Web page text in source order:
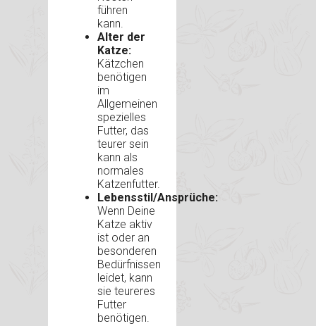
führen
kann.
Alter der
Katze:
Kätzchen
benötigen
im
Allgemeinen
spezielles
Futter, das
teurer sein
kann als
normales
Katzenfutter.
Lebensstil/Ansprüche:
Wenn Deine
Katze aktiv
ist oder an
besonderen
Bedürfnissen
leidet, kann
sie teureres
Futter
benötigen.